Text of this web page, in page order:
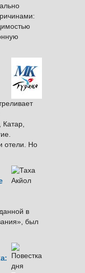
Катар,
отели. Но
в
был